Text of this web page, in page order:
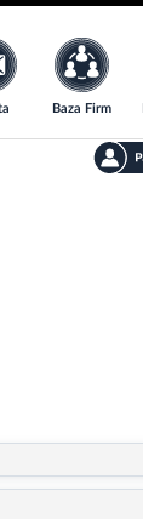
Baza Firm